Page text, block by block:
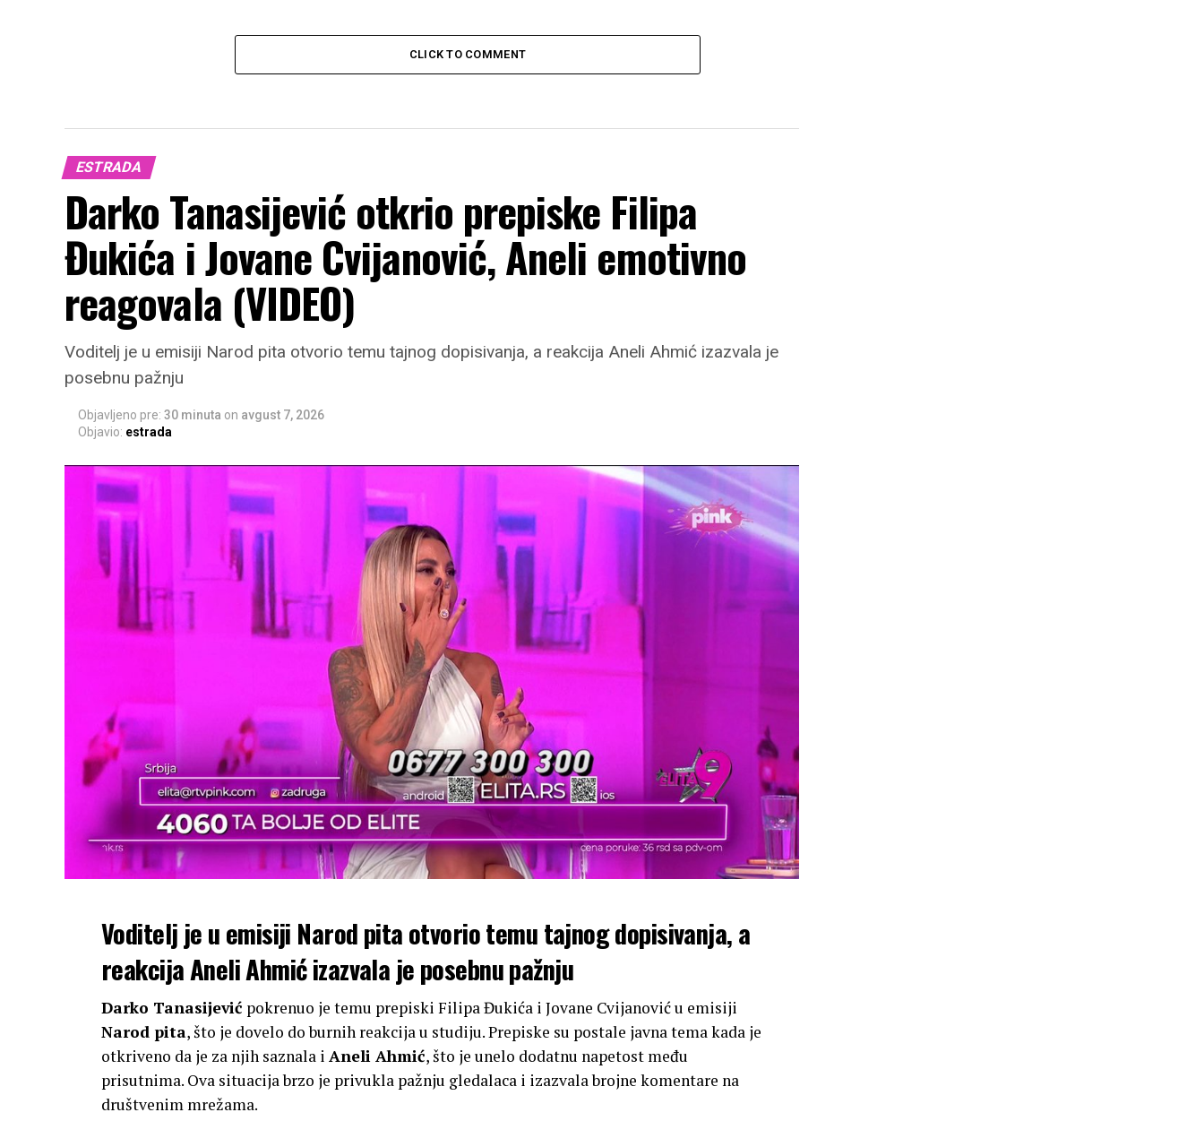
CLICK TO COMMENT
ESTRADA
Darko Tanasijević otkrio prepiske Filipa
Đukića i Jovane Cvijanović, Aneli emotivno
reagovala (VIDEO)
Voditelj je u emisiji Narod pita otvorio temu tajnog dopisivanja, a reakcija Aneli Ahmić izazvala je
posebnu pažnju
Objavljeno pre: 30 minuta on avgust 7, 2026
Objavio: estrada
Voditelj je u emisiji Narod pita otvorio temu tajnog dopisivanja, a
reakcija Aneli Ahmić izazvala je posebnu pažnju
Darko Tanasijević pokrenuo je temu prepiski Filipa Đukića i Jovane Cvijanović u emisiji
Narod pita, što je dovelo do burnih reakcija u studiju. Prepiske su postale javna tema kada je
otkriveno da je za njih saznala i Aneli Ahmić, što je unelo dodatnu napetost među
prisutnima. Ova situacija brzo je privukla pažnju gledalaca i izazvala brojne komentare na
društvenim mrežama.